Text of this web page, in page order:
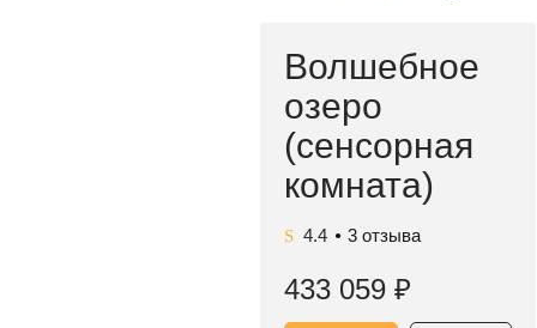
4.4 ● 3 отзыва
Волшебное
озеро
(сенсорная
комната)
433 059 ₽